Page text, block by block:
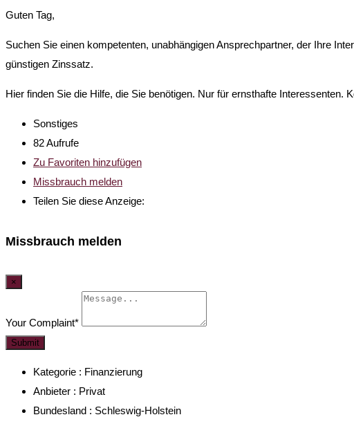
Guten Tag,
Suchen Sie einen kompetenten, unabhängigen Ansprechpartner, der Ihre
günstigen Zinssatz.
Hier finden Sie die Hilfe, die Sie benötigen. Nur für ernsthafte
Sonstiges
82 Aufrufe
Zu Favoriten hinzufügen
Missbrauch melden
Teilen Sie diese Anzeige:
Missbrauch melden
×
Your Complaint*
Submit
Kategorie : Finanzierung
Anbieter : Privat
Bundesland : Schleswig-Holstein